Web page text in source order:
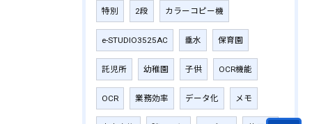
特別 2段 カラーコピー機
e-STUDIO3525AC 垂水 保育園
託児所 幼稚園 子供 OCR機能
OCR 業務効率 データ化 メモ